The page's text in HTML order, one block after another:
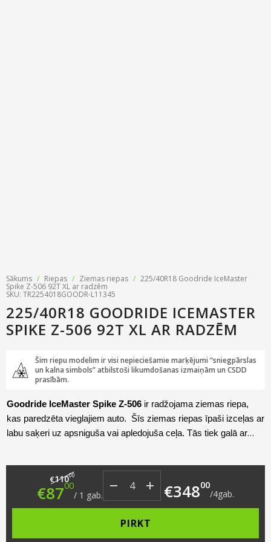
Sākums / Riepas / Ziemas riepas / 225/40R18 Goodride IceMaster
Spike Z-506 92T XL ar radzēm
SKU: TR2254018GOODR-L11345
225/40R18 GOODRIDE ICEMASTER
SPIKE Z-506 92T XL AR RADZĒM
Šim riepu modelim ir visi nepieciešamie marķējumi “sniegpārslas
un kalna simbols” atbilstoši likumdošanas izmaiņām un CSDD
prasībām.
Goodride IceMaster Spike Z-506 ir radžojama ziemas riepa,
kas paredzēta vieglajiem auto. Šīs ziemas riepas īpaši izceļas ar
labu saķeri uz apsniguša vai apledojuša ceļa. Tās tiek galā ar
€11000 Original price was: €110.00.
€8700 Current price is: €87.00.
/ 1 gab. €34800
/4gab.
PIRKT